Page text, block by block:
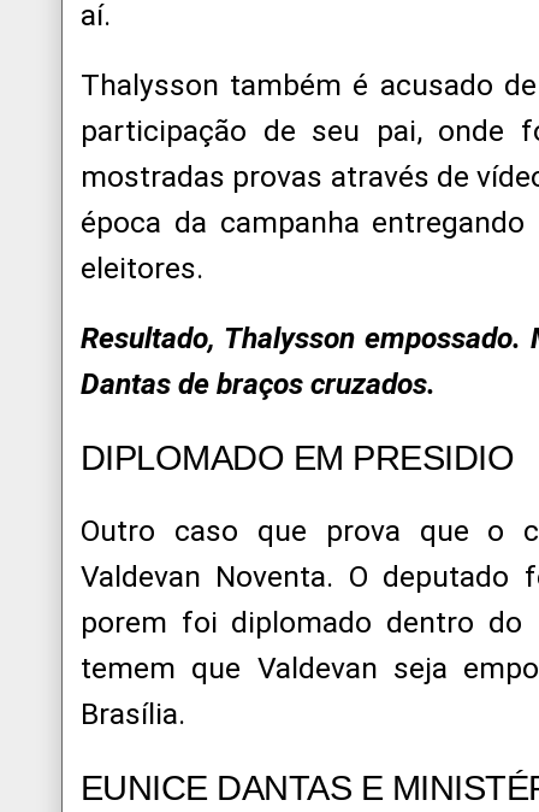
aí.
Thalysson também é acusado
participação de seu pai, onde
mostradas provas através de
época da campanha
eleitores.
Resultado, Thalysson
Dantas de braços cruzados.
DIPLOMADO EM PRESIDIO
Outro caso que prova que o
Valdevan Noventa. O deputado
porem foi diplomado dentro do
temem que Valdevan seja
Brasília.
EUNICE DANTAS E